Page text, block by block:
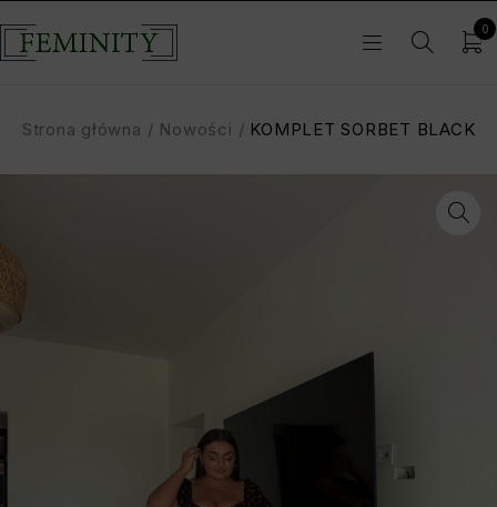
0
Strona główna / Nowości / KOMPLET SORBET BLACK